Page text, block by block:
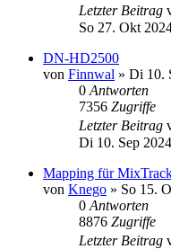
Letzter Beitrag
So 27. Okt
DN-HD2500
von Finnwal » Di 10.
0 Antworten
7356 Zugriffe
Letzter Beitrag
Di 10. Sep
Mapping für
von Knego » So 15.
0 Antworten
8876 Zugriffe
Letzter Beitrag